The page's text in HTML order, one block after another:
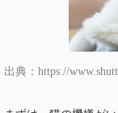
出典：https://